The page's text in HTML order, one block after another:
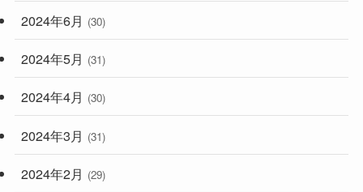
2024年6月 (30)
2024年5月 (31)
2024年4月 (30)
2024年3月 (31)
2024年2月 (29)